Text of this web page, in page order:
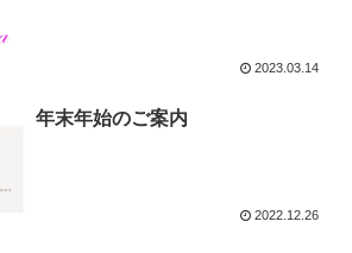
2023.03.14
年末年始のご案内
2022.12.26